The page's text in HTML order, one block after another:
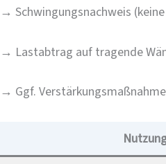
→ Schwingungsnachweis
→ Lastabtrag auf tragende
→ Ggf.